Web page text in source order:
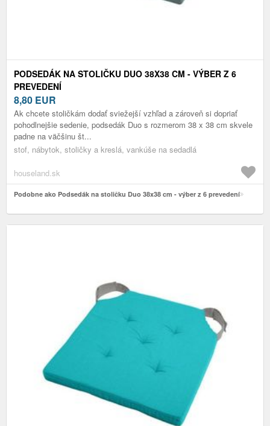
PODSEDÁK NA STOLIČKU DUO 38X38 CM - VÝBER Z 6
PREVEDENÍ
8,80 EUR
Ak chcete stoličkám dodať sviežejší vzhľad a zároveň si dopriať
pohodlnejšie sedenie, podsedák Duo s rozmerom 38 x 38 cm skvele
padne na väčšinu št...
stof, nábytok, stoličky a kreslá, vankúše na sedadlá
houseland.sk
Podobne ako Podsedák na stoličku Duo 38x38 cm - výber z 6 prevedení